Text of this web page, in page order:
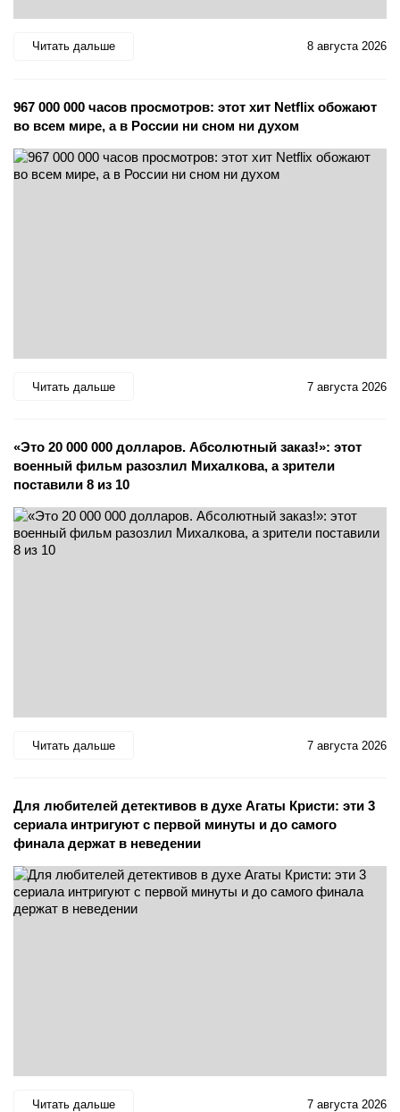
Читать дальше 8 августа 2026
967 000 000 часов просмотров: этот хит Netflix обожают
во всем мире, а в России ни сном ни духом
Читать дальше 7 августа 2026
«Это 20 000 000 долларов. Абсолютный заказ!»: этот
военный фильм разозлил Михалкова, а зрители
поставили 8 из 10
Читать дальше 7 августа 2026
Для любителей детективов в духе Агаты Кристи: эти 3
сериала интригуют с первой минуты и до самого
финала держат в неведении
Читать дальше 7 августа 2026